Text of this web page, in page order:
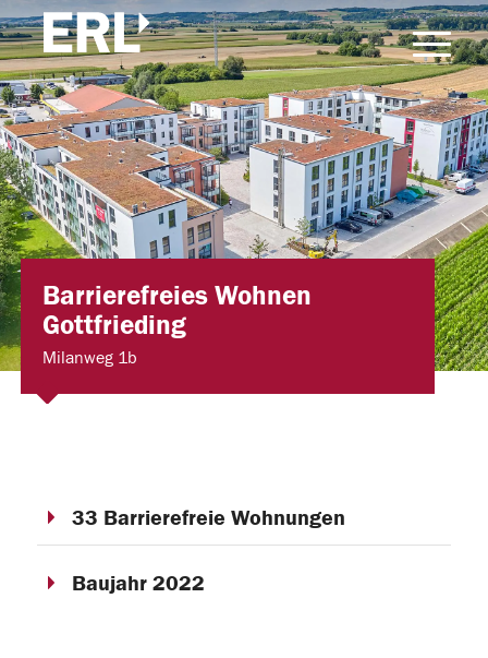
Barrierefreies Wohnen
Gottfrieding
Milanweg 1b
33 Barrierefreie Wohnungen
Baujahr 2022